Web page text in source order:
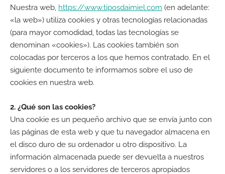
Nuestra web, https://www.tiposdaimiel.com (en adelante:
«la web») utiliza cookies y otras tecnologías relacionadas
(para mayor comodidad, todas las tecnologías se
denominan «cookies»). Las cookies también son
colocadas por terceros a los que hemos contratado. En el
siguiente documento te informamos sobre el uso de
cookies en nuestra web.
2. ¿Qué son las cookies?
Una cookie es un pequeño archivo que se envía junto con
las páginas de esta web y que tu navegador almacena en
el disco duro de su ordenador u otro dispositivo. La
información almacenada puede ser devuelta a nuestros
servidores o a los servidores de terceros apropiados